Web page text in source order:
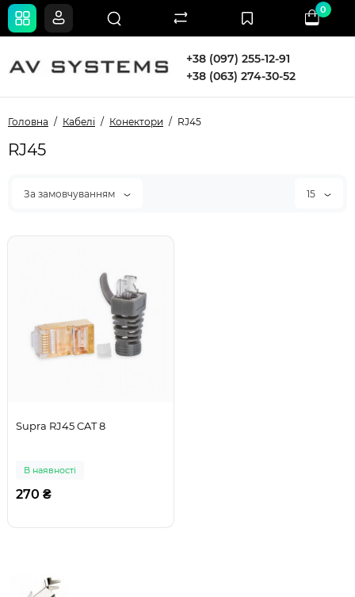
+38 (097) 255-12-91
+38 (063) 274-30-52
0
Головна Кабелі Конектори RJ45
RJ45
За замовчуванням 15
Supra RJ45 CAT 8
В наявності
270 ₴